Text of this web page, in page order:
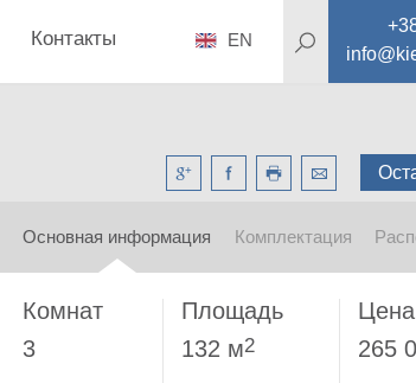
Контакты EN
Основная информация Комплектация
Комнат
3
Площадь
132 м2
Цена
265